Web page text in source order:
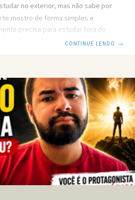
no exterior, mas não sabe por
te mostro de forma simples e
precisa para estudar fora do
Estados Unidos, Canadá ou
esse sonho, este vídeo é o
ler? Então leia o post em
CONTINUE LENDO →